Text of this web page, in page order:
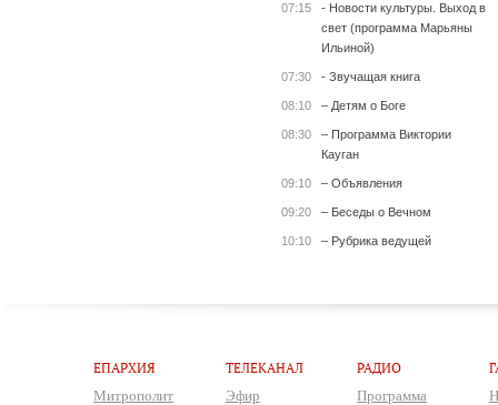
07:15
- Новости культуры. Выход в
свет (программа Марьяны
Ильиной)
07:30 - Звучащая книга
08:10 – Детям о Боге
08:30
– Программа Виктории
Кауган
09:10 – Объявления
09:20 – Беседы о Вечном
10:10 – Рубрика ведущей
ЕПАРХИЯ
Митрополит
ТЕЛЕКАНАЛ
Эфир
РАДИО
Программа